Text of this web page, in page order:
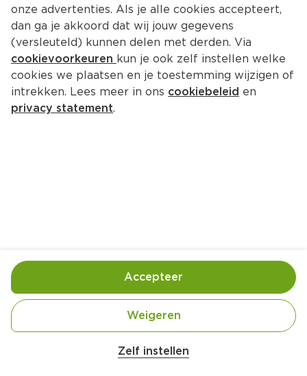
Ingrediënten Bereiding
onze advertenties. Als je alle cookies accepteert,
dan ga je akkoord dat wij jouw gegevens
(versleuteld) kunnen delen met derden. Via
cookievoorkeuren kun je ook zelf instellen welke
cookies we plaatsen en je toestemming wijzigen of
intrekken. Lees meer in ons cookiebeleid en
privacy statement.
Zelf instellen
Weigeren
Accepteer